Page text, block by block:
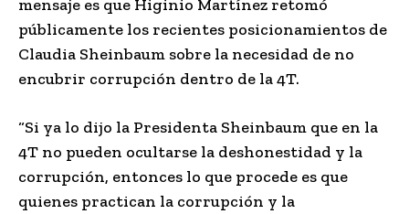
mensaje es que Higinio Martínez retomó
públicamente los recientes posicionamientos de
Claudia Sheinbaum sobre la necesidad de no
encubrir corrupción dentro de la 4T.
“Si ya lo dijo la Presidenta Sheinbaum que en la
4T no pueden ocultarse la deshonestidad y la
corrupción, entonces lo que procede es que
quienes practican la corrupción y la